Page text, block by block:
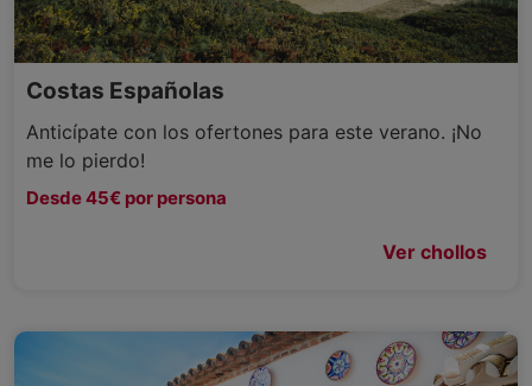
Costas Españolas
Anticípate con los ofertones para este verano. ¡No
me lo pierdo!
Desde 45€ por persona
Ver chollos